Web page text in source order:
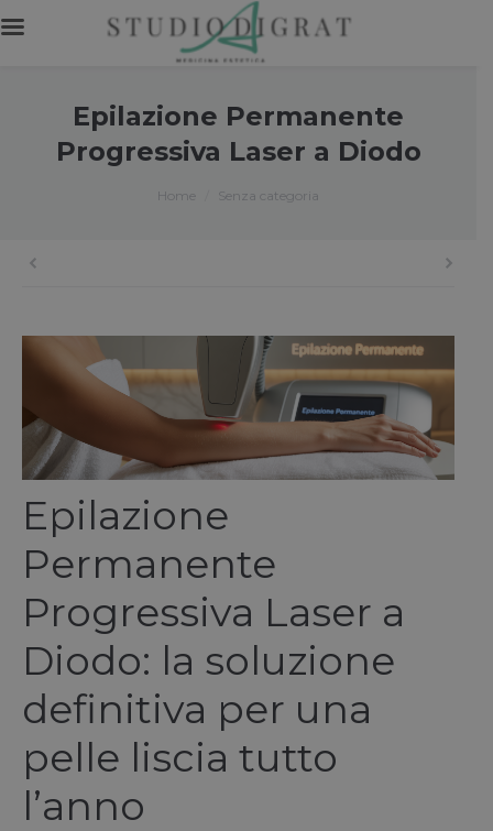
Epilazione Permanente
Progressiva Laser a Diodo
Home Senza categoria
Epilazione
Permanente
Progressiva Laser a
Diodo: la soluzione
definitiva per una
pelle liscia tutto
l’anno